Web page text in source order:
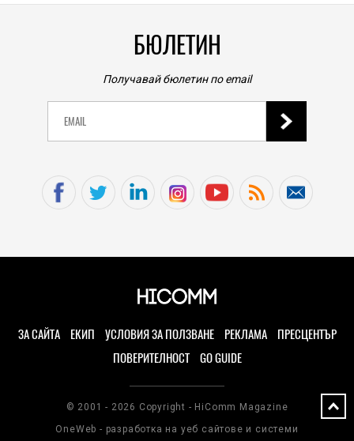
БЮЛЕТИН
Получавай бюлетин по email
ЗА САЙТА ЕКИП УСЛОВИЯ ЗА ПОЛЗВАНЕ РЕКЛАМА
ПРЕСЦЕНТЪР
ПОВЕРИТЕЛНОСТ
GO GUIDE
© 2001 - 2026 Copyright - HiComm Magazine
OneWeb - разработка на уеб сайтове и системи